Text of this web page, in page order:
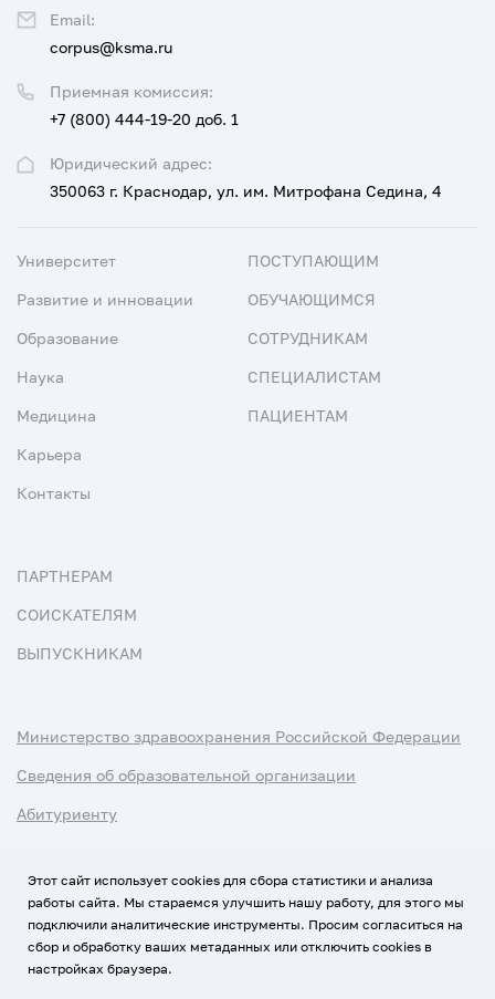
Юридический адрес:
350063 г. Краснодар, ул. им. Митрофана Седина, 4
Приемная комиссия:
+7 (800) 444-19-20 доб. 1
Email:
corpus@ksma.ru
Университет
Развитие и инновации
Образование
Наука
Медицина
Карьера
Контакты
ПОСТУПАЮЩИМ
ОБУЧАЮЩИМСЯ
СОТРУДНИКАМ
СПЕЦИАЛИСТАМ
ПАЦИЕНТАМ
ПАРТНЕРАМ
СОИСКАТЕЛЯМ
ВЫПУСКНИКАМ
Министерство здравоохранения Российской Федерации
Сведения об образовательной организации
Абитуриенту
Использование Cookies
Политика обработки персональных данных
Этот сайт использует cookies для сбора статистики и анализа
работы сайта. Мы стараемся улучшить нашу работу, для этого мы
подключили аналитические инструменты. Просим согласиться на
сбор и обработку ваших метаданных или отключить cookies в
настройках браузера.